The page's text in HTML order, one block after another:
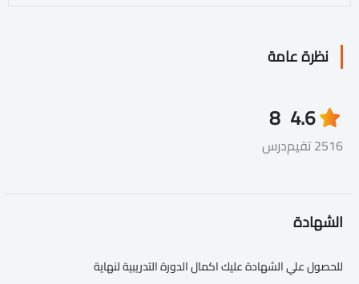
نظرة عامة
4.6
2516 تقيم
8
درس
الشهادة
للحصول علي الشهادة عليك اكمال الدورة التدريبية لنهاية